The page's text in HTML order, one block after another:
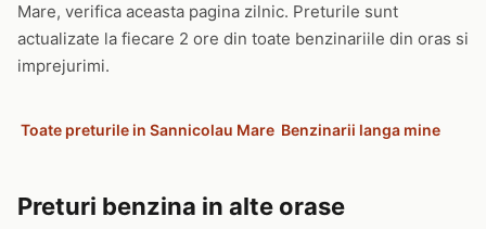
Mare, verifica aceasta pagina zilnic. Preturile sunt
actualizate la fiecare 2 ore din toate benzinariile din oras si
imprejurimi.
Toate preturile in Sannicolau Mare Benzinarii langa mine
Preturi benzina in alte orase